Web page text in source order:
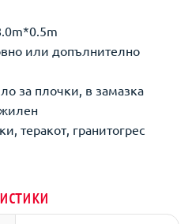
или допълнително
за плочки, в замазка
теракот, гранитогрес